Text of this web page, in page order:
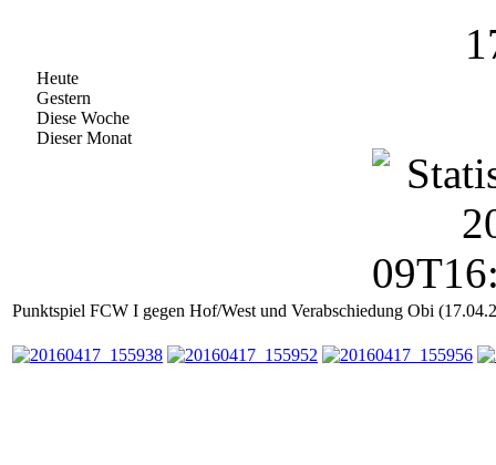
Heute
Gestern
Diese Woche
Dieser Monat
Punktspiel FCW I gegen Hof/West und Verabschiedung Obi